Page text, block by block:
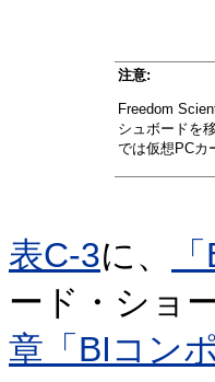
注意:
Freedom
シュボードを
では仮想PCカ
表C-3に、
ード・ショ
章「BIコン